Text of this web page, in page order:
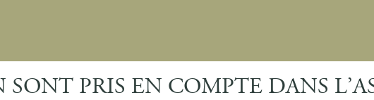
SONT PRIS EN COMPTE DANS